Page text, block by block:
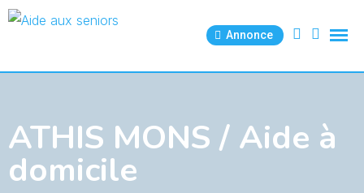
Skip
Annonce
ATHIS MONS / Aide à
domicile